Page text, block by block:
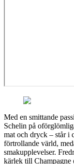
Med en smittande
Schelin på
mat och dryck – står i
förtrollande värld,
smakupplevelser.
kärlek till Champagne